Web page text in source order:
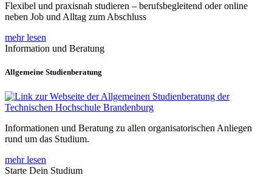
Flexibel und praxisnah studieren – berufsbegleitend oder online
neben Job und Alltag zum Abschluss
mehr lesen
Information und Beratung
Allgemeine Studienberatung
Informationen und Beratung zu allen organisatorischen Anliegen
rund um das Studium.
mehr lesen
Starte Dein Studium